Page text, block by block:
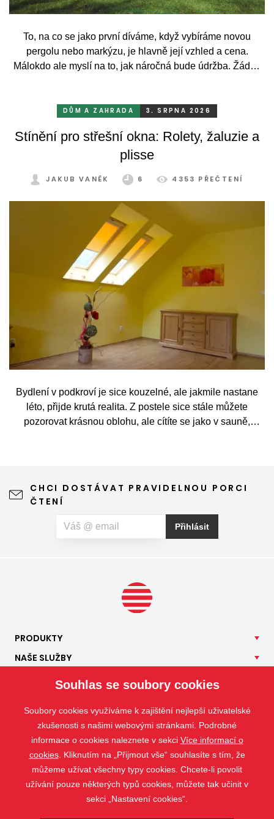
To, na co se jako první díváme, když vybíráme novou
pergolu nebo markýzu, je hlavně její vzhled a cena.
Málokdo ale myslí na to, jak náročná bude údržba. Žádný
mrazu, ale také prachu a pylu, což se na něm dříve či
DŮM A ZAHRADA 3. SRPNA 2026
Stínění pro střešní okna: Rolety, žaluzie a
plisse
JAKUB VANĚK 6 4353 PŘEČTENÍ
Bydlení v podkroví je sice kouzelné, ale jakmile nastane
léto, přijde krutá realita. Z postele sice stále můžete
pozorovat krásnou oblohu, ale cítíte se jako v sauně,
CHCI DOSTÁVAT PRAVIDELNOU PORCI
ČTENÍ
Přihlásit
PRODUKTY
NAŠE SLUŽBY
KONTAKT
Souhlas se soubory cookies
Soubory cookies využíváme k zajištění nejlepší uživatelské
zkušenosti s našimi webovými stránkami. Podrobné
informace o cookies naleznete v sekci Více informací o
cookies. Kliknutím na „Přijmout vše“ souhlasíte s tím, že
můžeme užívat všechny typy cookies. Chcete-li povolit
užívání pouze některých typů cookies, můžete tak učinit v
sekci „Nastavení cookies“.